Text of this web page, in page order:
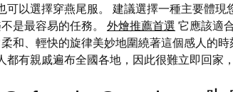
可以選擇穿燕尾服。 建議選擇一種主要體
是最容易的任務。 外燴推薦首選 它應該適
和、輕快的旋律美妙地圍繞著這個感人的時
都有親戚遍布全國各地，因此很難立即回家